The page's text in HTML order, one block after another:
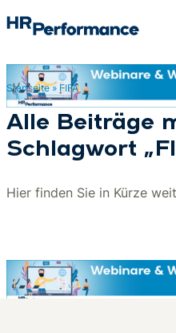
Startseite» FIFA
Alle Beiträge
Schlagwort
Hier finden Sie in Kürze